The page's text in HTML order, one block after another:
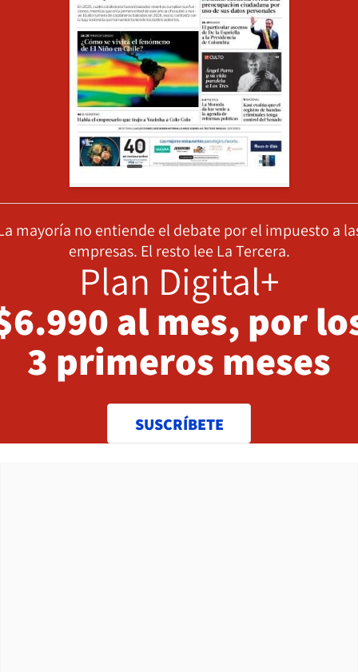
mayoría no entiende el debate por el impuesto a
empresas. El resto lee La Tercera.
Plan Digital+
al mes, por
3 primeros meses
SUSCRÍBETE